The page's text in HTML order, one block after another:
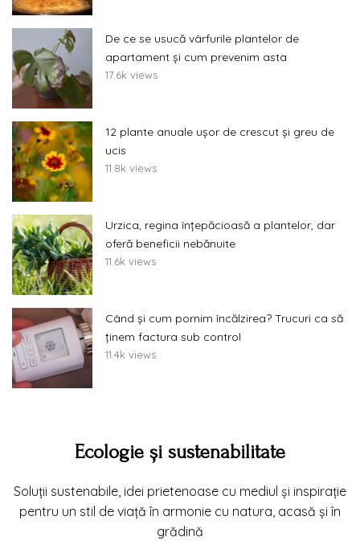
De ce se usucă vârfurile plantelor de
apartament și cum prevenim asta
17.6k views
12 plante anuale ușor de crescut și greu de
ucis
11.8k views
Urzica, regina înțepăcioasă a plantelor, dar
oferă beneficii nebănuite
11.6k views
Când și cum pornim încălzirea? Trucuri ca să
ținem factura sub control
11.4k views
Ecologie și sustenabilitate
Soluții sustenabile, idei prietenoase cu mediul și inspirație
pentru un stil de viață în armonie cu natura, acasă și în
grădină